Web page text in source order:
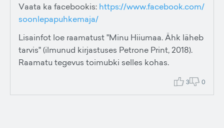
Vaata ka facebookis: https://www.facebook.com/
soonlepapuhkemaja/
Lisainfot loe raamatust "Minu Hiiumaa. Ähk läheb
tarvis" (ilmunud kirjastuses Petrone Print, 2018).
Raamatu tegevus toimubki selles kohas.
3 0